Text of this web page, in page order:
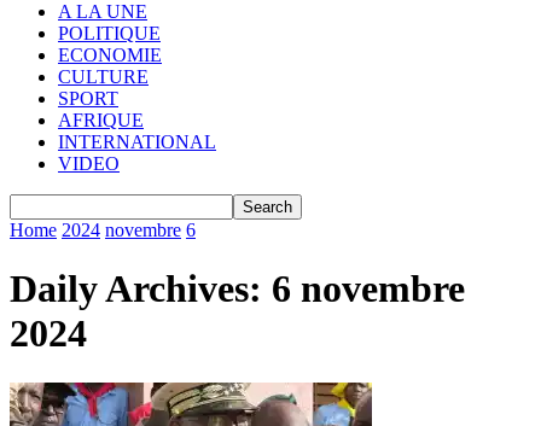
A LA UNE
POLITIQUE
ECONOMIE
CULTURE
SPORT
AFRIQUE
INTERNATIONAL
VIDEO
Home 2024 novembre 6
Daily Archives: 6 novembre
2024